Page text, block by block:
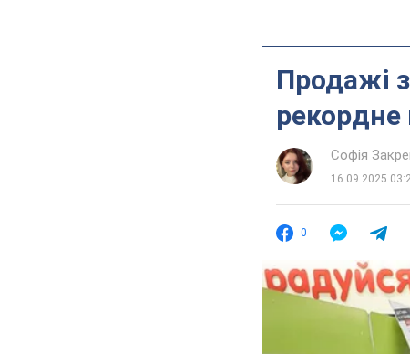
Продажі
рекордне
Софія
16.09.2025
0